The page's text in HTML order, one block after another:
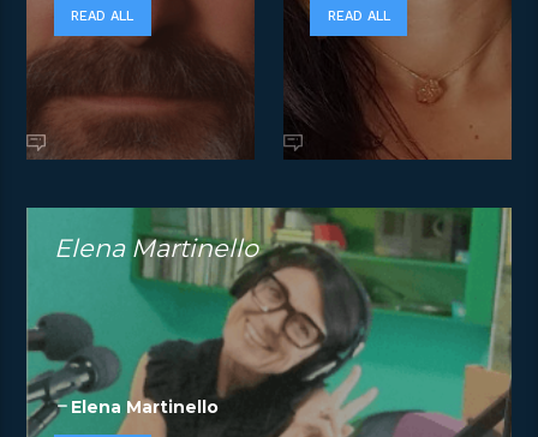
READ ALL READ ALL
Elena Martinello
Elena Martinello